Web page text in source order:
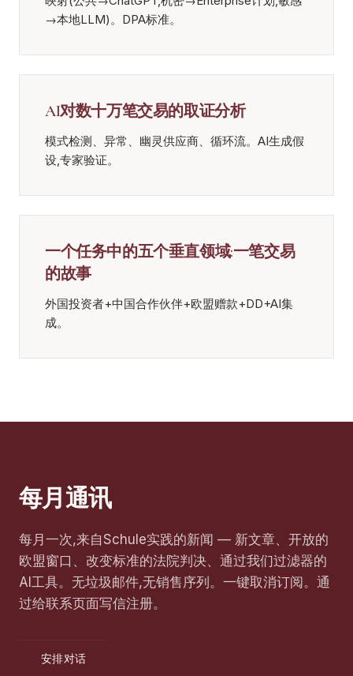
→本地LLM)。DPA标准。
AI对数十万笔交易的取证分析
模式检测、异常、幽灵供应商、循环流。AI生成假
设,专家验证。
一个任务中的五个垂直领域:一笔交易
的故事
外国投资者+中国合作伙伴+欧盟赠款+DD+AI集
成。
每月通讯
每月一次,来自Schule实践的新闻 — 新文章、开放的
欧盟窗口、改变标准的法院判决、通过我们过滤器的
AI工具。无垃圾邮件,无销售序列。一键取消订阅。通
过给联系页面写信注册。
安排对话